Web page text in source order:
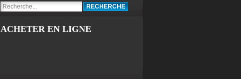
ACHETER EN LIGNE